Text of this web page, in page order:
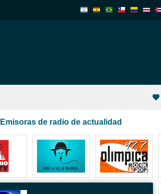
Emisoras de radio de actualidad